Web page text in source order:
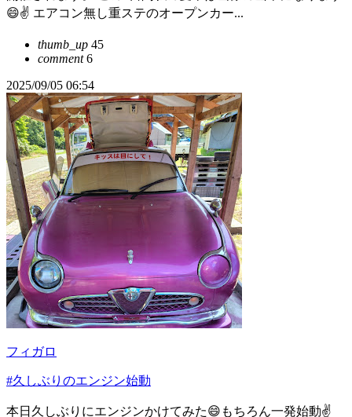
😄✌️ エアコン無し重ステのオープンカー...
thumb_up 45
comment6
2025/09/05 06:54
フィガロ
#久しぶりのエンジン始動
本日久しぶりにエンジンかけてみた😄もちろん一発始動✌️